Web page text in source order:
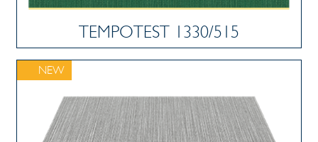
TEMPOTEST 1330/515
NEW